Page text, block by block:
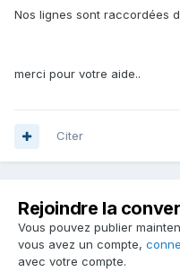
Nos lignes sont raccordées
merci pour votre aide..
Citer
Rejoindre la
Vous pouvez publier
vous avez un compte,
avec votre compte.